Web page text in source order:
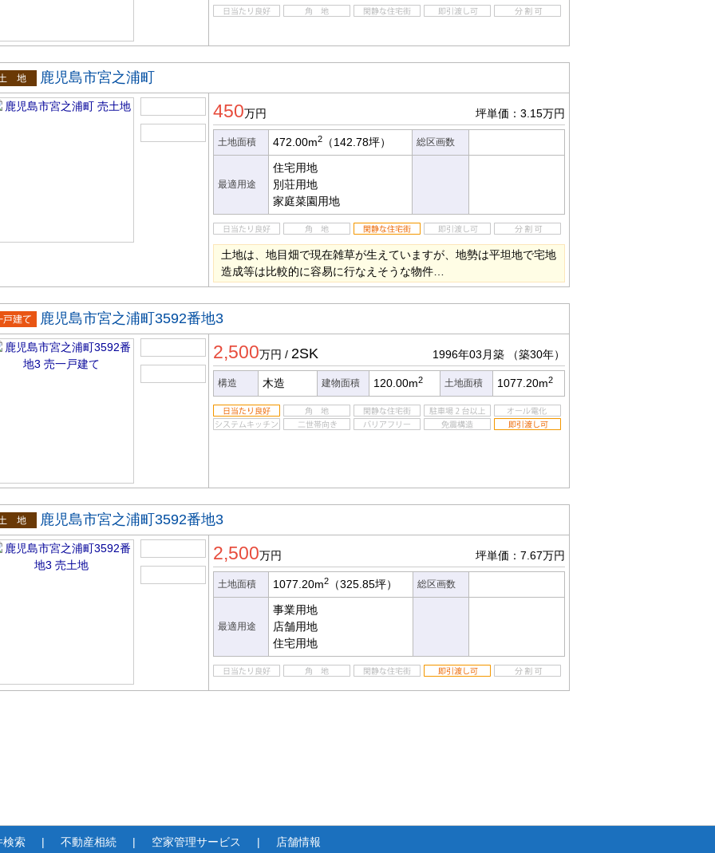
地
鹿児島市宮之浦町
450万円 坪単価：3.15万円
土地面積 472.00m2 （142.78坪） 総区画数
最適用途
住宅用地
別荘用地
家庭菜園用地
土地は、地目畑で現在雑草が生えていますが、地勢は平坦地で宅地
造成等は比較的に容易に行なえそうな物件…
戸建
鹿児島市宮之浦町3592番地3
2,500万円 / 2SK 1996年03月築 （築30年）
構造 木造 建物面積 120.00m2 土地面積 1077.20m2
地
鹿児島市宮之浦町3592番地3
2,500万円 坪単価：7.67万円
土地面積 1077.20m2 （325.85坪） 総区画数
最適用途
事業用地
店舗用地
住宅用地
検索 不動産相続 空家管理サービス 店舗情報